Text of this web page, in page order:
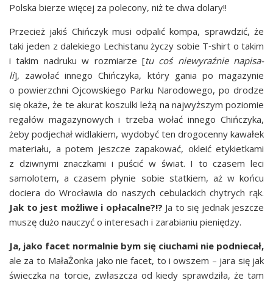
Pol­ska bie­rze wię­cej za pole­co­ny, niż te dwa dolary!!
Prze­cież jakiś Chiń­czyk musi odpa­lić kom­pa, spraw­dzić, że
taki jeden z dale­kie­go Lechi­sta­nu życzy sobie T‑shirt o takim
i takim nadru­ku w roz­mia­rze [tu coś nie­wy­raź­nie napi­sa­
li], zawo­łać inne­go Chiń­czy­ka, któ­ry gania po maga­zy­nie
o powierzch­ni Ojcow­skie­go Par­ku Naro­do­we­go, po dro­dze
się oka­że, że te aku­rat koszul­ki leżą na naj­wyż­szym pozio­mie
rega­łów maga­zy­no­wych i trze­ba wołać inne­go Chiń­czy­ka,
żeby pod­je­chał widla­kiem, wydo­być ten dro­go­cen­ny kawa­łek
mate­ria­łu, a potem jesz­cze zapa­ko­wać, okle­ić ety­kiet­ka­mi
z dziw­ny­mi znacz­ka­mi i puścić w świat. I to cza­sem leci
samo­lo­tem, a cza­sem pły­nie sobie stat­kiem, aż w koń­cu
docie­ra do Wro­cła­wia do naszych cebu­lac­kich chy­trych rąk.
Jak to jest moż­li­we i opła­cal­ne?!? Ja to się jed­nak jesz­cze
muszę dużo nauczyć o inte­re­sach i zara­bia­niu pieniędzy.
Ja, jako facet nor­mal­nie bym się ciu­cha­mi nie pod­nie­cał,
ale za to Mała­Żon­ka jako nie facet, to i owszem – jara się jak
świecz­ka na tor­cie, zwłasz­cza od kie­dy spraw­dzi­ła, że tam